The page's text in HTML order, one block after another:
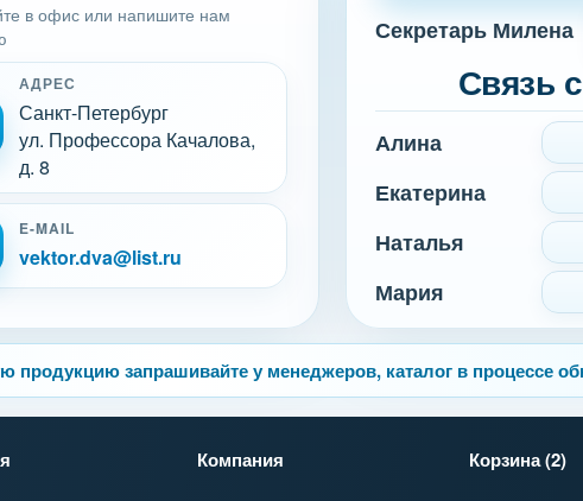
в офис или напишите нам
АДРЕС
Санкт-Петербург
ул. Профессора Качалова,
д. 8
E-MAIL
vektor.dva@list.ru
Секретарь Милена
Связь
Алина
Екатерина
Наталья
Мария
продукцию запрашивайте у менеджеров, каталог в процессе
Компания Корзина (2)